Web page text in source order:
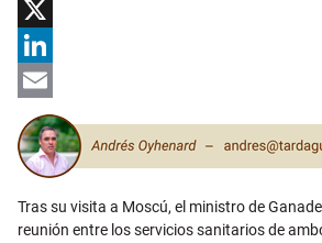
Facebook
X
LinkedIn
Email
Tras su visita a Moscú, el ministro de
reunión entre los servicios sanitarios de